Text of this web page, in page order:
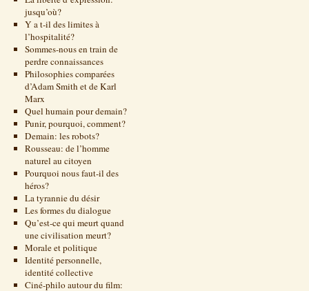
jusqu’où?
Y a t-il des limites à
l’hospitalité?
Sommes-nous en train de
perdre connaissances
Philosophies comparées
d’Adam Smith et de Karl
Marx
Quel humain pour demain?
Punir, pourquoi, comment?
Demain: les robots?
Rousseau: de l’homme
naturel au citoyen
Pourquoi nous faut-il des
héros?
La tyrannie du désir
Les formes du dialogue
Qu’est-ce qui meurt quand
une civilisation meurt?
Morale et politique
Identité personnelle,
identité collective
Ciné-philo autour du film: